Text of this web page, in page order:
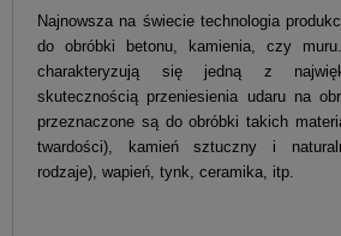
Najnowsza na świecie technologia
do obróbki betonu, kamienia, czy
charakteryzują się jedną z
skutecznością przeniesienia udaru na
przeznaczone są do obróbki takich
twardości), kamień sztuczny i
rodzaje), wapień, tynk, ceramika, itp.